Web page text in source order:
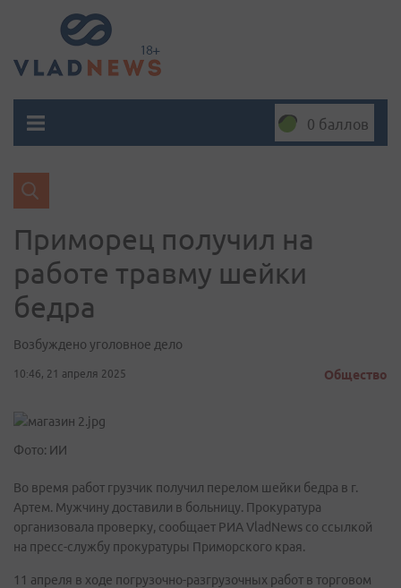
0 баллов
Приморец получил на
работе травму шейки
бедра
Возбуждено уголовное дело
10:46, 21 апреля 2025 Общество
Фото: ИИ
Во время работ грузчик получил перелом шейки бедра в г.
Артем. Мужчину доставили в больницу. Прокуратура
организовала проверку, сообщает РИА VladNews со ссылкой
на пресс-службу прокуратуры Приморского края.
11 апреля в ходе погрузочно-разгрузочных работ в торговом